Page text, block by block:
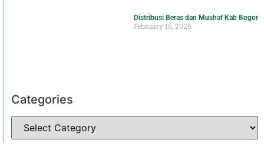
Distribusi Beras dan Mushaf Kab Bogor
February 16, 2026
Categories